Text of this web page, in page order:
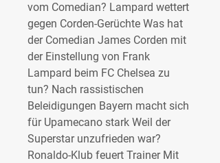
vom Comedian? Lampard wettert
gegen Corden-Gerüchte Was hat
der Comedian James Corden mit
der Einstellung von Frank
Lampard beim FC Chelsea zu
tun? Nach rassistischen
Beleidigungen Bayern macht sich
für Upamecano stark Weil der
Superstar unzufrieden war?
Ronaldo-Klub feuert Trainer Mit